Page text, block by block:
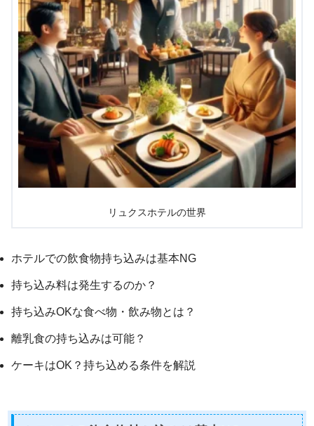
リュクスホテルの世界
ホテルでの飲食物持ち込みは基本NG
持ち込み料は発生するのか？
持ち込みOKな食べ物・飲み物とは？
離乳食の持ち込みは可能？
ケーキはOK？持ち込める条件を解説